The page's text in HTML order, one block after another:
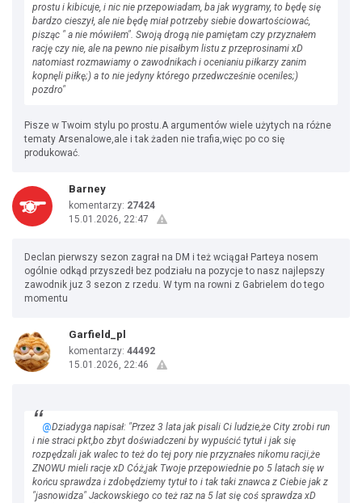
prostu i kibicuje, i nic nie przepowiadam, ba jak wygramy, to będę się
bardzo cieszył, ale nie będę miał potrzeby siebie dowartościować,
pisząc " a nie mówiłem". Swoją drogą nie pamiętam czy przyznałem
rację czy nie, ale na pewno nie pisałbym listu z przeprosinami xD
natomiast rozmawiamy o zawodnikach i ocenianiu piłkarzy zanim
kopnęli piłkę;) a to nie jedyny którego przedwcześnie oceniles;)
pozdro"
Pisze w Twoim stylu po prostu.A argumentów wiele użytych na różne
tematy Arsenalowe,ale i tak żaden nie trafia,więc po co się
produkować.
Barney
komentarzy: 27424
15.01.2026, 22:47
Declan pierwszy sezon zagrał na DM i też wciągał Parteya nosem
ogólnie odkąd przyszedł bez podziału na pozycje to nasz najlepszy
zawodnik juz 3 sezon z rzedu. W tym na rowni z Gabrielem do tego
momentu
Garfield_pl
komentarzy: 44492
15.01.2026, 22:46
@Dziadyga napisał: "Przez 3 lata jak pisali Ci ludzie,że City zrobi run
i nie straci pkt,bo zbyt doświadczeni by wypuścić tytuł i jak się
rozpędzali jak walec to też do tej pory nie przyznałes nikomu racji,że
ZNOWU mieli racje xD Cóż,jak Twoje przepowiednie po 5 latach się w
końcu sprawdza i zdobędziemy tytuł to i tak taki znawca z Ciebie jak z
"jasnowidza" Jackowskiego co też raz na 5 lat się coś sprawdza xD